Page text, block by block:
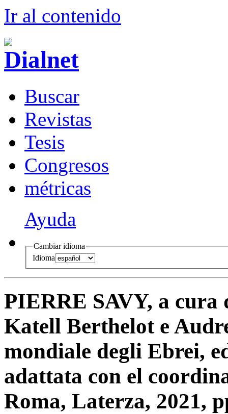
Ir al contenido
Buscar
Revistas
Tesis
Congresos
métricas
Ayuda
Cambiar idioma
Idioma
PIERRE SAVY, a cura
Katell Berthelot e
mondiale degli Ebrei,
adattata con el
Roma, Laterza, 2021,